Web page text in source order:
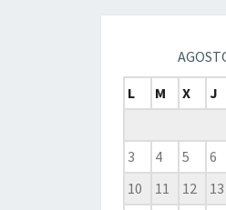
L
M X J
3
4 5 6
10
11 12 13